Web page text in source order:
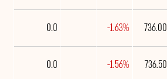
736.00
-1.63%
0.0
736.50
-1.56%
0.0